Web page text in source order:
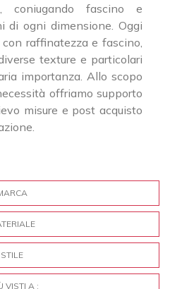
coniugando fascino e
di ogni dimensione. Oggi
raffinatezza e fascino,
texture e particolari
importanza. Allo scopo
offriamo supporto
misure e post acquisto
STILE
VISTI A :